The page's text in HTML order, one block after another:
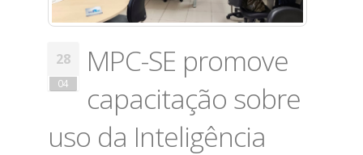
28
04
MPC-SE promove
capacitação sobre
uso da Inteligência